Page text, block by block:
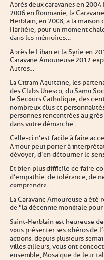
Après deux caravanes en
2006 en Roumanie, la
Herblain, en 2008, à la maison
Harlière, pour un moment
dans les mémoires…
Après le Liban et la Syrie en
Caravane Amoureuse 2012
Autres…
La Citram Aquitaine, les
des Clubs Unesco, du Samu
le Secours Catholique, des
nombreux élus et
personnes rencontrées au
dans votre démarche…
Celle-ci n’est facile à faire
Amour peut porter à
dévoyer, d’en détourner le
Et bien plus difficile de faire
d’empathie, de tolérance, de
comprendre…
La Caravane Amoureuse a été
de "la décennie mondiale pour
Saint-Herblain est heureuse
vous présenter ses « héros de
actions, depuis plusieurs
villes ailleurs, vous ont
ensemble, Mosaïque de leur